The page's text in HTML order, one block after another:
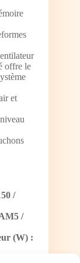
offre le
et
/
/
(W) :